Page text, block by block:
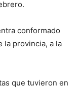
conformado
la provincia, a la
que tuvieron en